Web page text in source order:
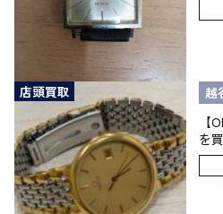
店頭買取 越
【
を